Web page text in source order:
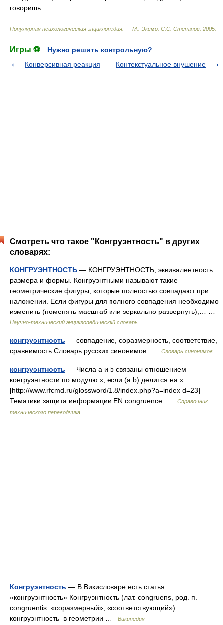
говоришь.
Популярная психологическая энциклопедия. — М.: Эксмо С.С. Степанов 2005
Игры ⚽
Нужно решить контрольную?
Конверсивная реакция
Контекстуальное внушение
Смотреть что такое "Конгруэнтность" в других
словарях:
КОНГРУЭНТНОСТЬ — КОНГРУЭНТНОСТЬ, эквивалентность
размера и формы. Конгруэнтными называют такие
геометрические фигуры, которые полностью совпадают при
наложении. Если фигуры для полного совпадения необходимо
изменить (поменять масштаб или зеркально развернуть),… …
Научно-технический энциклопедический словарь
конгруэнтность — совпадение, соразмерность, соответствие,
сравнимость Словарь русских синонимов …
Словарь синонимов
конгруэнтность — Числа а и b связаны отношением
конгруэнтности по модулю х, если (а b) делится на х.
[http://www.rfcmd.ru/glossword/1.8/index.php?a=index d=23]
Тематики защита информации EN congruence …
Справочник
технического переводчика
Конгруэнтность — В Викисловаре есть статья
«конгруэнтность» Конгруэнтность (лат. congruens, род. п.
congruentis «соразмерный», «соответствующий»):
конгруэнтность в геометрии …
Википедия